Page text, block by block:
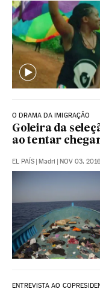
O DRAMA DA IMIGRAÇÃO
Goleira da
ao tentar
EL PAÍS | Madri | NOV 03,
ENTREVISTA AO